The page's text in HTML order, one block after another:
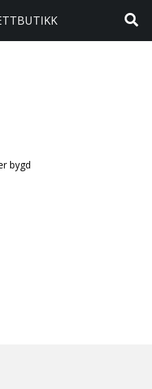
bygd